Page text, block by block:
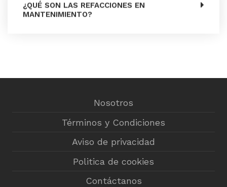
¿QUÉ SON LAS REFACCIONES EN
MANTENIMIENTO?
Nosotros
Términos y Condiciones
Aviso de privacidad
Politica de cookies
Contáctanos